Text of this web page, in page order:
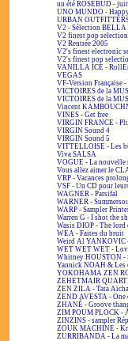
un été ROSEBUD -
UNO MUNDO -
URBAN
V2 - Sélection
V2 finest pop selection
V2 Rentrée 2005
V2's finest electronic
V2's finest pop
VANILLA ICE -
VEGAS
VF-Version Française -
VICTOIRES de la
VICTOIRES de la
Vincent
VINES - Get free
VIRGIN FRANCE -
VIRGIN Sound 4
VIRGIN Sound 5
VITTELLOISE - Les
Viva SALSA
VOGUE - La nouvelle
Vous allez aimer le
VRP - Vacances
VSF - Un CD pour
WAGNER - Parsifal
WARNER -
WARP - Sampler
Warren G - I shot the
Wasis DIOP - The lord
WEA - Faites du bruit
Weird Al YANKOVIC
WET WET WET -
Whitney HOUSTON -
Yannick NOAH & Les
YOKOHAMA ZEN
ZEHETMAIR
ZEN ZILA - Tata Aïcha
ZEND AVESTA - One
ZHANÉ - Groove
ZIM POUM PLOCK -
ZINZINS - sampler
ZOUK MACHINE -
ZURRIBANDA - La